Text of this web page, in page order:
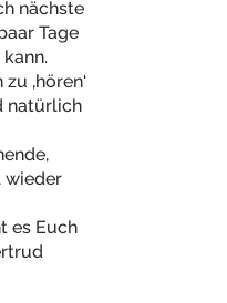
nächste
Tage
‚hören‘
natürlich
wieder
es Euch